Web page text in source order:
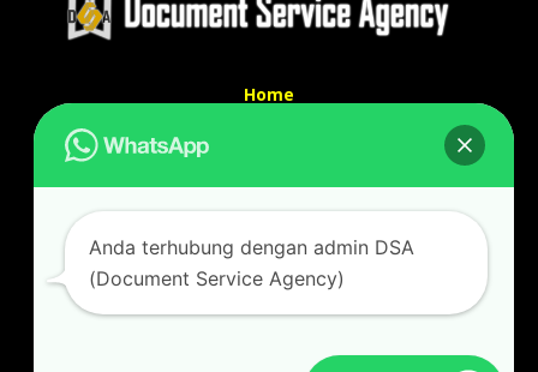
Home
Kontak kami
Alamat kantor :
Jl Swadaya Pam No 6 Rt 006 Rw 007 Jatinegara,
Cakung, Jakarta Timur 13930
(Dekat Mesjid Al Marzukiyah Swadaya Pam)
Anda terhubung dengan admin DSA
(Document Service Agency)